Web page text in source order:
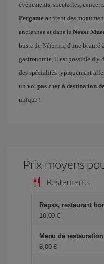
événements, spectacles,
Pergame abritent des
anciennes et dans le Neues
buste de Néfertiti, d'une beauté
gastronomie, il est possible d'y
des spécialités typiquement
un vol pas cher à destination
unique !
Prix ​​moyens
Restaurants
Repas, restaurant
10,00 €
Menu de
8,00 €